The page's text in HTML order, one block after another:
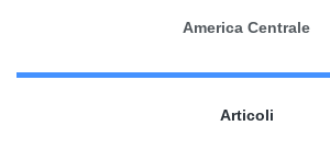
America Centrale
Articoli